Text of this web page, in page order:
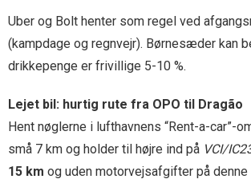
Uber og Bolt henter som regel ved
(kampdage og regnvejr). Børnesæder kan
drikkepenge er frivillige 5-10 %.
Lejet bil: hurtig rute fra OPO til Dragão
Hent nøglerne i lufthavnens “Rent-a-
små 7 km og holder til højre ind på VCI/
15 km og uden motorvejsafgifter på